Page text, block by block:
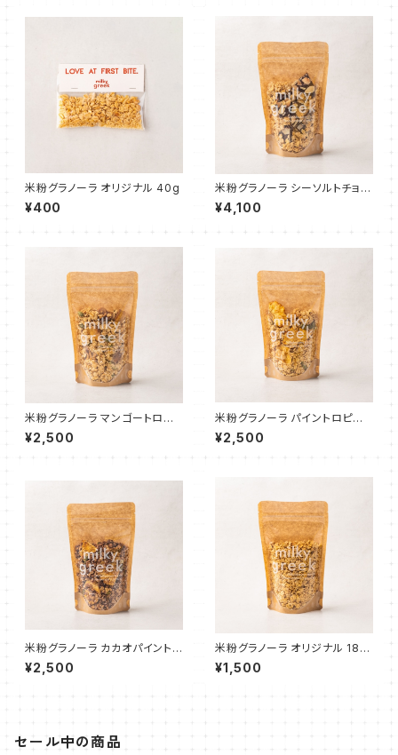
米粉グラノーラ オリジナル 40g
¥400
米粉グラノーラ シーソルトチョコ
レート 180g
¥4,100
米粉グラノーラ マンゴートロピ
カル 180g
¥2,500
米粉グラノーラ パイントロピカ
ル 180g
¥2,500
米粉グラノーラ カカオパイント
ロピカル 180g
¥2,500
米粉グラノーラ オリジナル 180
g
¥1,500
セール中の商品